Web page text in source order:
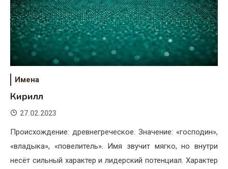
Имена
Кирилл
27.02.2023
Происхождение: древнегреческое. Значение: «господин»,
«владыка», «повелитель». Имя звучит мягко, но внутри
несёт сильный характер и лидерский потенциал. Характер